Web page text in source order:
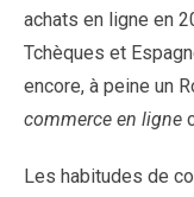
achats en ligne en
Tchèques et
encore, à peine un
commerce en ligne
Les habitudes de